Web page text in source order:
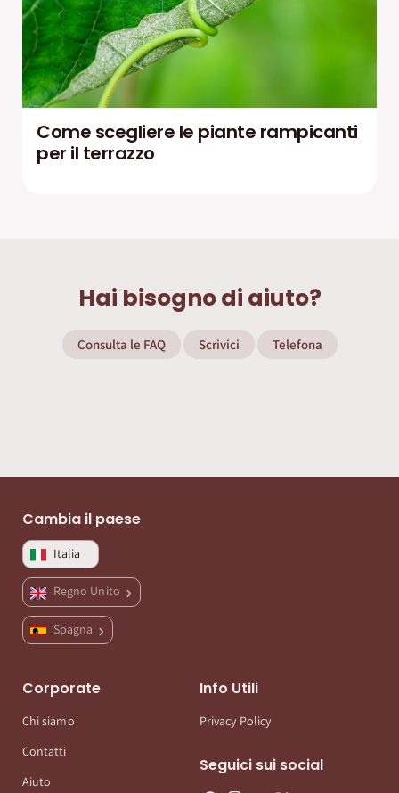
Come scegliere le piante rampicanti
per il terrazzo
Hai bisogno di aiuto?
Consulta le FAQ Scrivici Telefona
Cambia il paese
Italia
Regno Unito
Spagna
Corporate
Chi siamo
Contatti
Aiuto
Info Utili
Privacy Policy
Seguici sui social